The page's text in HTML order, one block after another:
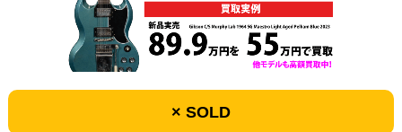
× SOLD